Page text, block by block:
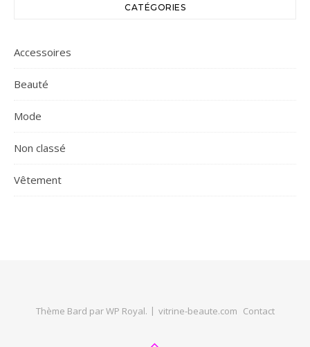
CATÉGORIES
Accessoires
Beauté
Mode
Non classé
Vêtement
Thème Bard parWP Royal. vitrine-beaute.com Contact